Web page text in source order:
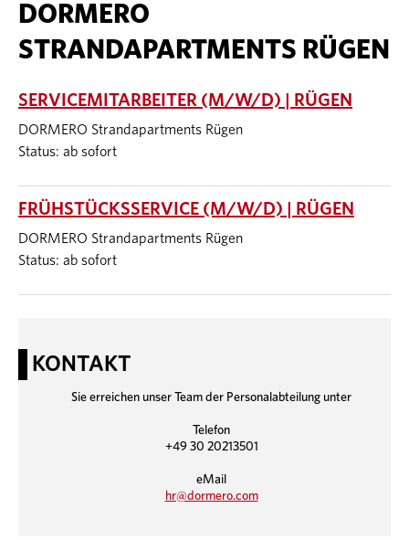
DORMERO
STRANDAPARTMENTS RÜGEN
SERVICEMITARBEITER (M/W/D) | RÜGEN
DORMERO Strandapartments Rügen
Status: ab sofort
FRÜHSTÜCKSSERVICE (M/W/D) | RÜGEN
DORMERO Strandapartments Rügen
Status: ab sofort
KONTAKT
Sie erreichen unser Team der Personalabteilung unter
Telefon
+49 30 20213501
eMail
hr@dormero.com